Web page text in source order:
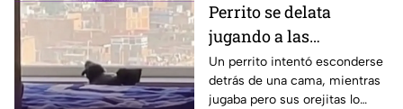
Perrito se delata
jugando a las
escondidas y conquista
las redes
Un perrito intentó esconderse
detrás de una cama, mientras
jugaba pero sus orejitas lo